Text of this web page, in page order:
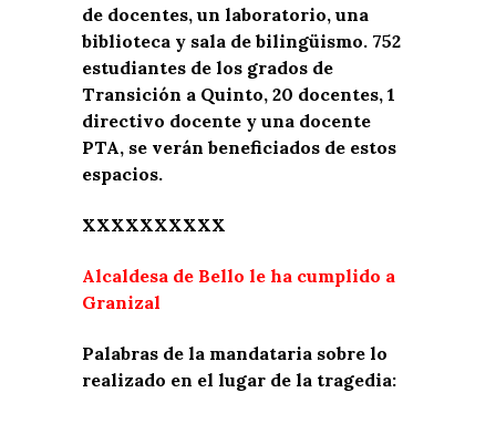
de docentes, un laboratorio, una
biblioteca y sala de bilingüismo. 752
estudiantes de los grados de
Transición a Quinto, 20 docentes, 1
directivo docente y una docente
PTA, se verán beneficiados de estos
espacios.
XXXXXXXXXX
Alcaldesa de Bello le ha cumplido a
Granizal
Palabras de la mandataria sobre lo
realizado en el lugar de la tragedia: